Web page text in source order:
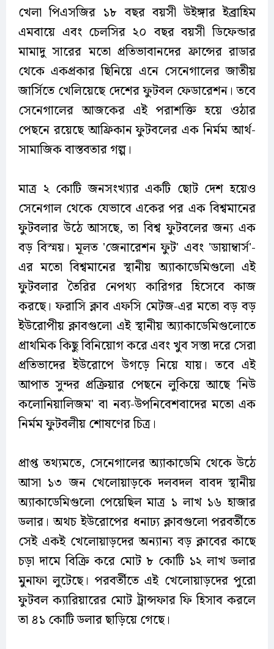
খেলা পিএসজির ১৮ বছর বয়সী উইঙ্গার ইব্রাহিম
এমবায়ে এবং চেলসির ২০ বছর বয়সী ডিফেন্ডার
মামাদু সারের মতো প্রতিভাবানদের ফ্রান্সের রাডার
থেকে একপ্রকার ছিনিয়ে এনে সেনেগালের জাতীয়
জার্সিতে খেলিয়েছে দেশের ফুটবল ফেডারেশন। তবে
সেনেগালের আজকের এই পরাশক্তি হয়ে ওঠার
পেছনে রয়েছে আফ্রিকান ফুটবলের এক নির্মম আর্থ-
সামাজিক বাস্তবতার গল্প।
মাত্র ২ কোটি জনসংখ্যার একটি ছোট দেশ হয়েও
সেনেগাল থেকে যেভাবে একের পর এক বিশ্বমানের
ফুটবলার উঠে আসছে, তা বিশ্ব ফুটবলের জন্য এক
বড় বিস্ময়। মূলত 'জেনারেশন ফুট' এবং 'ডায়াম্বার্স'-
এর মতো বিশ্বমানের স্থানীয় অ্যাকাডেমিগুলো এই
ফুটবলার তৈরির নেপথ্য কারিগর হিসেবে কাজ
করছে। ফরাসি ক্লাব এফসি মেটজ-এর মতো বড় বড়
ইউরোপীয় ক্লাবগুলো এই স্থানীয় অ্যাকাডেমিগুলোতে
প্রাথমিক কিছু বিনিয়োগ করে এবং খুব সস্তা দরে সেরা
প্রতিভাদের ইউরোপে উগড়ে নিয়ে যায়। তবে এই
আপাত সুন্দর প্রক্রিয়ার পেছনে লুকিয়ে আছে 'নিউ
কলোনিয়ালিজম' বা নব্য-উপনিবেশবাদের মতো এক
নির্মম ফুটবলীয় শোষণের চিত্র।
প্রাপ্ত তথ্যমতে, সেনেগালের অ্যাকাডেমি থেকে উঠে
আসা ১৩ জন খেলোয়াড়কে দলবদল বাবদ স্থানীয়
অ্যাকাডেমিগুলো পেয়েছিল মাত্র ১ লাখ ১৬ হাজার
ডলার। অথচ ইউরোপের ধনাঢ্য ক্লাবগুলো পরবর্তীতে
সেই একই খেলোয়াড়দের অন্যান্য বড় ক্লাবের কাছে
চড়া দামে বিক্রি করে মোট ৮ কোটি ১২ লাখ ডলার
মুনাফা লুটেছে। পরবর্তীতে এই খেলোয়াড়দের পুরো
ফুটবল ক্যারিয়ারের মোট ট্রান্সফার ফি হিসাব করলে
তা ৪১ কোটি ডলার ছাড়িয়ে গেছে।